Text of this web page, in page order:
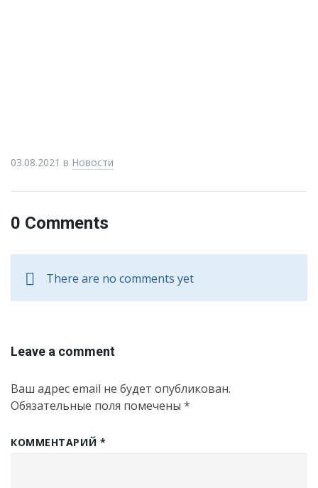
03.08.2021 в Новости
0 Comments
There are no comments yet
Leave a comment
Ваш адрес email не будет опубликован.
Обязательные поля помечены *
КОММЕНТАРИЙ *